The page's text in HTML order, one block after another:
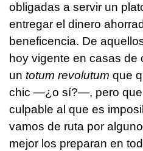
obligadas a servir un
entregar el dinero
beneficencia. De
hoy vigente en casas de
un totum revolutum que
chic —¿o sí?—, pero que
culpable al que es
vamos de ruta por
mejor los preparan en